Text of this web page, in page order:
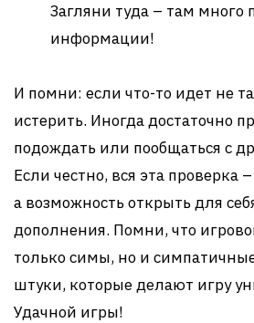
Загляни туда – там много
информации!
И помни: если что-то идет не
истерить. Иногда достаточно
подождать или пообщаться с
Если честно, вся эта проверка
а возможность открыть для
дополнения. Помни, что
только симы, но и
штуки, которые делают игру
Удачной игры!